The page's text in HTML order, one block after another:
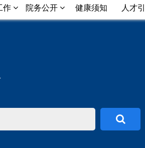
作 院务公开 健康须知 人才